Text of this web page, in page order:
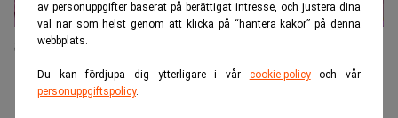
av personuppgifter baserat på berättigat intresse, och justera dina
val när som helst genom att klicka på “hantera kakor” på denna
webbplats.
Du kan fördjupa dig ytterligare i vår cookie-policyoch vår
personuppgiftspolicy.
Så blev han världens tredje rikaste